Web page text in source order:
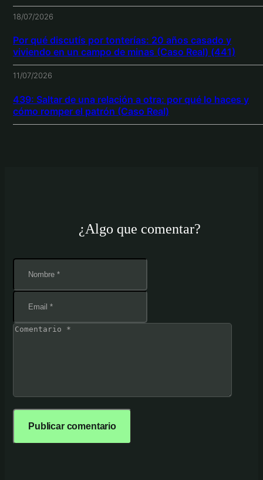
18/07/2026
Por qué discutís por tonterías: 20 años casado y
viviendo en un campo de minas (Caso Real) (441)
11/07/2026
439: Saltar de una relación a otra: por qué lo haces y
cómo romper el patrón (Caso Real)
¿Algo que comentar?